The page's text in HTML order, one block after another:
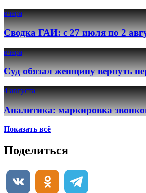
вчера
Сводка ГАИ: с 27 июля по 2
вчера
Суд обязал женщину вернуть
4 августа
Аналитика: маркировка
Показать всё
Поделиться